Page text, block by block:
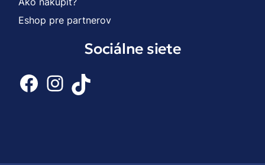
Eshop pre partnerov
Sociálne siete
Facebook
Instagram
TikTok